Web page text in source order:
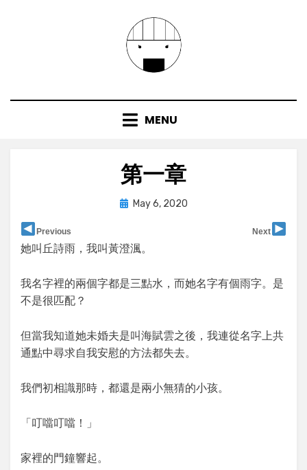
MENU
第一章
byuser
PostedMay 6, 2020
Previous Next
她叫丘詩雨，我叫黃澄渢。
我名字裡的兩個字都是三點水，而她名字有個雨字。是
不是很匹配？
但當我知道她未婚夫是叫海賦雲之後，我連從名字上共
通點中尋求自我安慰的方法都失去。
我們初相識那時，都還是兩小無猜的小孩。
「叮噹叮噹！」
家裡的門鐘響起。